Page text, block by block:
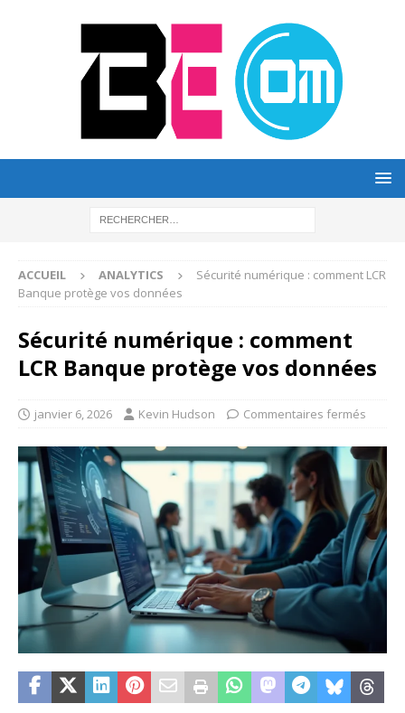
ACCUEIL ANALYTICS
Sécurité numérique : comment LCR
Banque protège vos données
Sécurité numérique : comment
LCR Banque protège vos données
janvier 6, 2026 Kevin Hudson Commentaires fermés